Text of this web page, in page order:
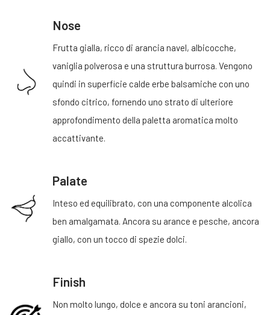
Nose
Frutta gialla, ricco di arancia navel, albicocche,
vaniglia polverosa e una struttura burrosa. Vengono
quindi in superficie calde erbe balsamiche con uno
sfondo citrico, fornendo uno strato di ulteriore
approfondimento della paletta aromatica molto
accattivante.
Palate
Inteso ed equilibrato, con una componente alcolica
ben amalgamata. Ancora su arance e pesche, ancora
giallo, con un tocco di spezie dolci.
Finish
Non molto lungo, dolce e ancora su toni arancioni,